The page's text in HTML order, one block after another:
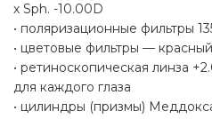
х Sph. -10.00D
• поляризационные фильтры
• цветовые фильтры —
• ретиноскопическая линза
для каждого глаза
• цилиндры (призмы)